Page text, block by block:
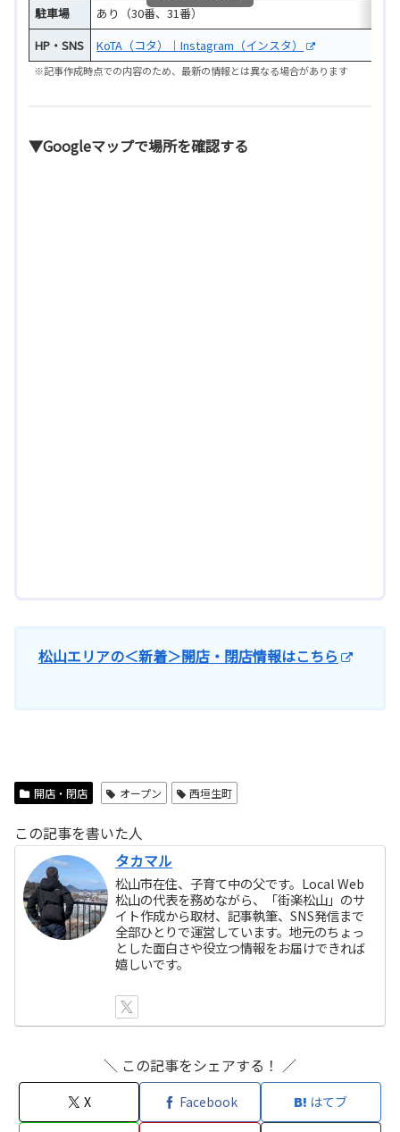
駐車場
あり（30番、31番）
HP・SNS
KoTA（コタ）｜Instagram（インスタ）
※記事作成時点での内容のため、最新の情報とは異なる場合があります
▼Googleマップで場所を確認する
松山エリアの＜新着＞開店・閉店情報はこちら
開店・閉店 オープン 西垣生町
この記事を書いた人
タカマル
松山市在住、子育て中の父です。Local Web
松山の代表を務めながら、「街楽松山」のサ
イト作成から取材、記事執筆、SNS発信まで
全部ひとりで運営しています。地元のちょっ
とした面白さや役立つ情報をお届けできれば
嬉しいです。
＼ この記事をシェアする！ ／
X Facebook はてブ